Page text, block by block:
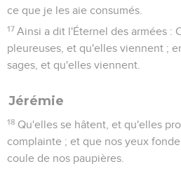
ce que je les aie consumés.
17 Ainsi a dit l'Éternel des armées :
pleureuses, et qu'elles viennent ;
sages, et qu'elles viennent.
Jérémie
18 Qu'elles se hâtent, et qu'elles
complainte ; et que nos yeux
coule de nos paupières.